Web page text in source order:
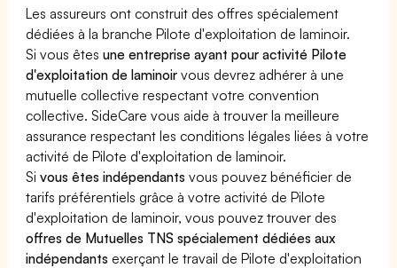
Les assureurs ont construit des offres spécialement
dédiées à la branche Pilote d'exploitation de laminoir.
Si vous êtesune entreprise ayant pour activité Pilote
d'exploitation de laminoir vous devrez adhérer à une
mutuelle collective respectant votre convention
collective. SideCare vous aide à trouver la meilleure
assurance respectant les conditions légales liées à votre
activité de Pilote d'exploitation de laminoir.
Sivous êtes indépendants vous pouvez bénéficier de
tarifs préférentiels grâce à votre activité de Pilote
d'exploitation de laminoir, vous pouvez trouver des
offres de Mutuelles TNS spécialement dédiées aux
indépendants exerçant le travail de Pilote d'exploitation